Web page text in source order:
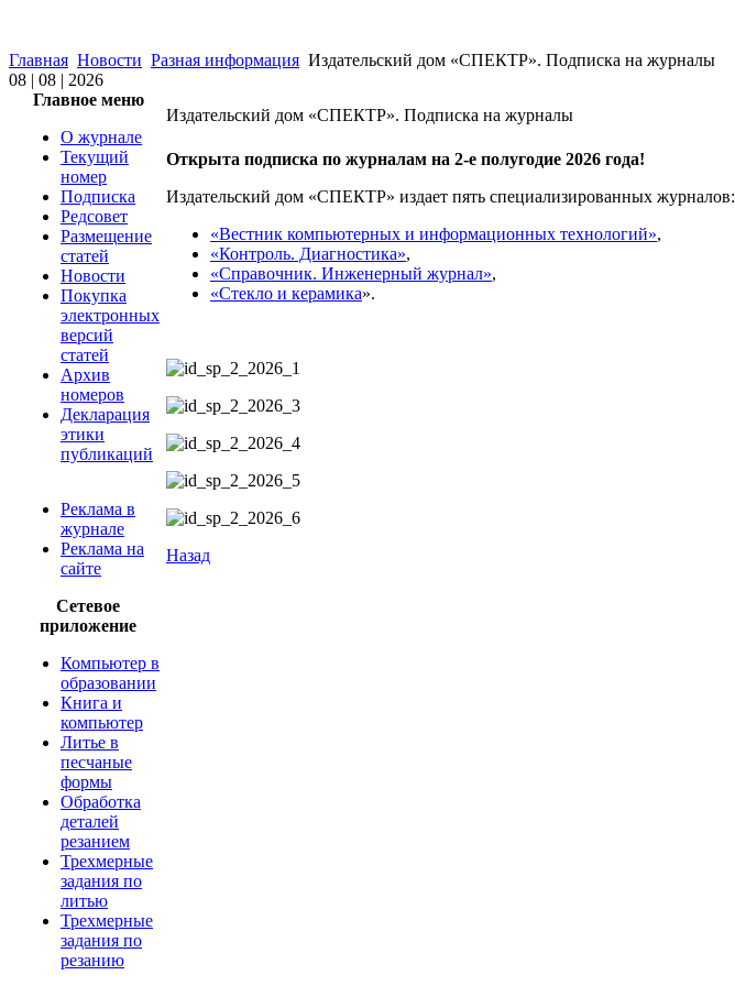
Главная Новости Разная информация Издательский дом «СПЕКТР». Подписка на журналы
08 | 08 | 2026
Главное меню
О журнале
Текущий
номер
Подписка
Редсовет
Размещение
статей
Новости
Покупка
электронных
версий
статей
Архив
номеров
Декларация
этики
публикаций
Реклама в
журнале
Реклама на
сайте
Сетевое
приложение
Компьютер в
образовании
Книга и
компьютер
Литье в
песчаные
формы
Обработка
деталей
резанием
Трехмерные
задания по
литью
Трехмерные
задания по
резанию
Издательский дом «СПЕКТР». Подписка на журналы
Открыта подписка по журналам на 2-е полугодие 2026 года!
Издательский дом «СПЕКТР» издает пять специализированных журналов:
«Вестник компьютерных и информационных технологий»,
«Контроль. Диагностика»,
«Справочник. Инженерный журнал»,
«Стекло и керамика».
Назад